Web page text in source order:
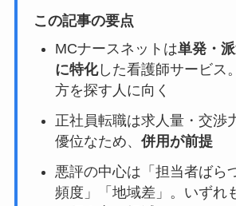
この記事の要点
MCナースネットは単発・
に特化した看護師サービス
方を探す人に向く
正社員転職は求人量・交渉
優位なため、 併用が前提
悪評の中心は「担当者ばら
頻度」「地域差」。いずれ